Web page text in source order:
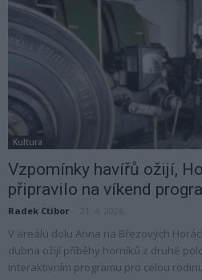
Kultura
Vzpomínky havířů ožijí,
připravilo na víkend
Radek Ctibor
V areálu dolu Anna na Březových
dubna ožijí příběhy horníků z druhé
interaktivním programu pro celou